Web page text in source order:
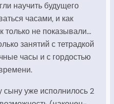
научить будущего
часами, и как
только не показывали…
занятий с тетрадкой
часы и с гордостью
сыну уже исполнилось 2